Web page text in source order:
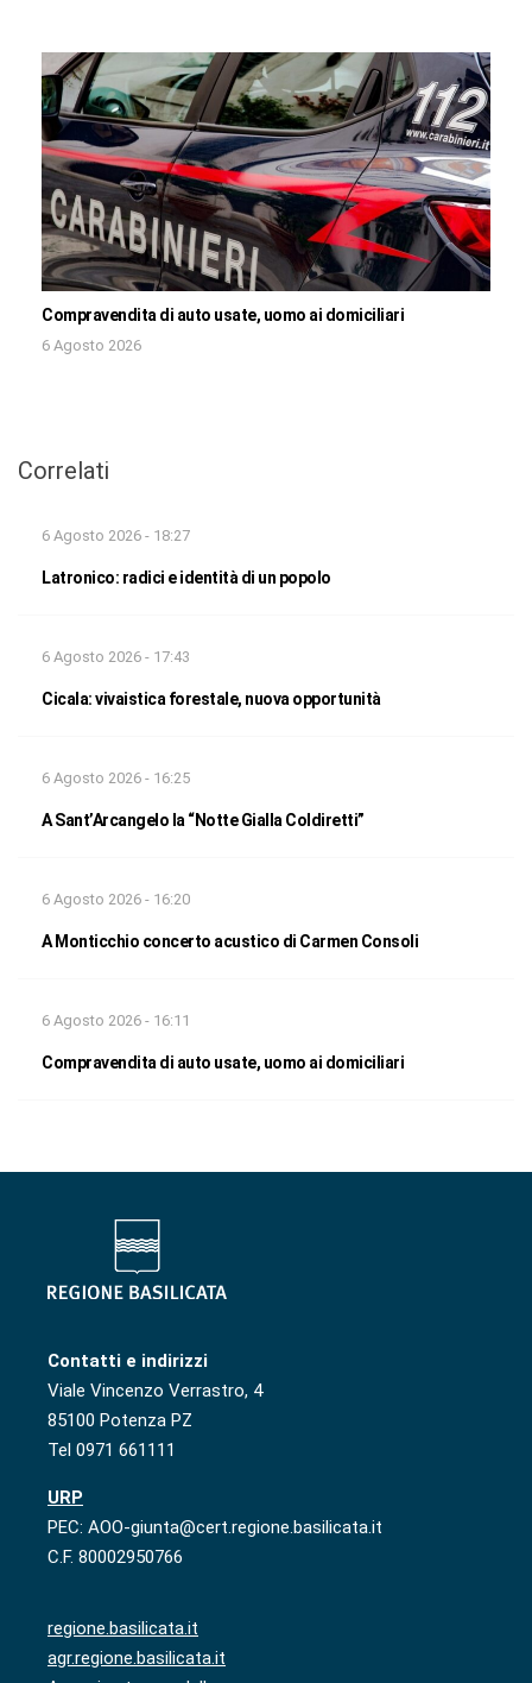
Compravendita di auto usate, uomo ai domiciliari
6 Agosto 2026
Correlati
6 Agosto 2026 - 18:27
Latronico: radici e identità di un popolo
6 Agosto 2026 - 17:43
Cicala: vivaistica forestale, nuova opportunità
6 Agosto 2026 - 16:25
A Sant’Arcangelo la “Notte Gialla Coldiretti”
6 Agosto 2026 - 16:20
A Monticchio concerto acustico di Carmen Consoli
6 Agosto 2026 - 16:11
Compravendita di auto usate, uomo ai domiciliari
Contatti e indirizzi
Viale Vincenzo Verrastro, 4
85100 Potenza PZ
Tel 0971 661111
URP
PEC: AOO-giunta@cert.regione.basilicata.it
C.F. 80002950766
regione.basilicata.it
agr.regione.basilicata.it